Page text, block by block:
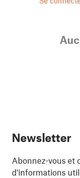
Newsletter
Abonnez-vous et
d'informations